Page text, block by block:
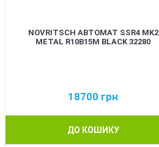
NOVRITSCH АВТОМАТ SSR4 MK2
METAL R10B15M BLACK 32280
18700 грн
ДО КОШИКУ